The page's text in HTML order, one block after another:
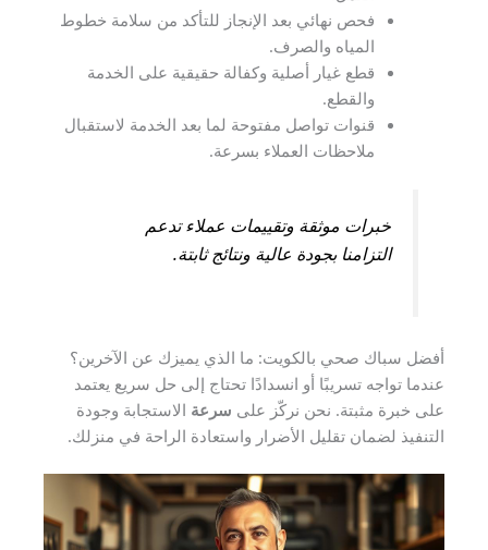
فحص نهائي بعد الإنجاز للتأكد من سلامة خطوط
المياه والصرف.
قطع غيار أصلية وكفالة حقيقية على الخدمة
والقطع.
قنوات تواصل مفتوحة لما بعد الخدمة لاستقبال
ملاحظات العملاء بسرعة.
خبرات موثقة وتقييمات عملاء تدعم
التزامنا بجودة عالية ونتائج ثابتة.
أفضل سباك صحي بالكويت: ما الذي يميزك عن الآخرين؟
عندما تواجه تسريبًا أو انسدادًا تحتاج إلى حل سريع يعتمد
على خبرة مثبتة. نحن نركّز على سرعة الاستجابة وجودة
التنفيذ لضمان تقليل الأضرار واستعادة الراحة في منزلك.